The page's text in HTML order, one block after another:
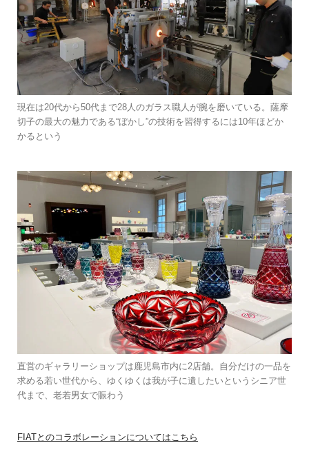
現在は20代から50代まで28人のガラス職人が腕を磨いている。薩摩
切子の最大の魅力である“ぼかし”の技術を習得するには10年ほどか
かるという
直営のギャラリーショップは鹿児島市内に2店舗。自分だけの一品を
求める若い世代から、ゆくゆくは我が子に遺したいというシニア世
代まで、老若男女で賑わう
FIATとのコラボレーションについてはこちら